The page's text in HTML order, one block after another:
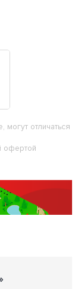
могут отличаться
офертой